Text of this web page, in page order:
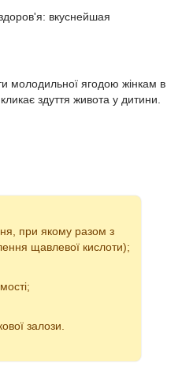
молодильної ягодою жінкам в
здуття живота у дитини.
при якому разом з
щавлевої кислоти);
залози.